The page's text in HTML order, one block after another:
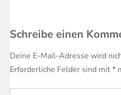
Schreibe einen
Deine E-Mail-Adresse wird
Erforderliche Felder sind mit*